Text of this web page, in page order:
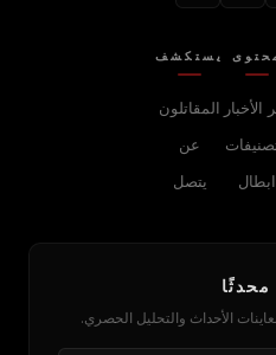
الأخبار
ابطال
يستكشف
المقاتلون
عن
يتصل
الأحداث والتحليل الحصري.